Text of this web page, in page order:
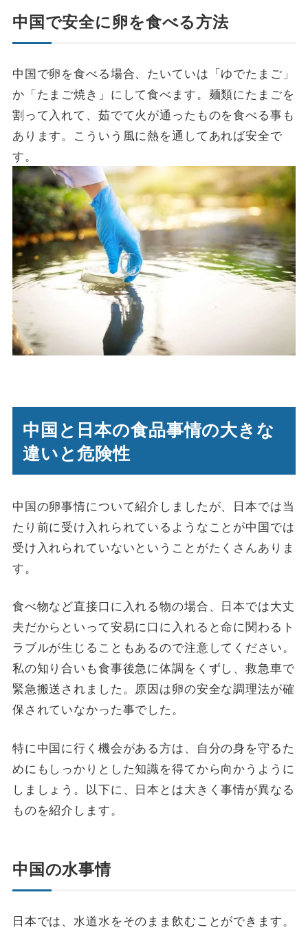
中国で安全に卵を食べる方法
中国で卵を食べる場合、たいていは「ゆでたまご」
か「たまご焼き」にして食べます。麺類にたまごを
割って入れて、茹でて火が通ったものを食べる事も
あります。こういう風に熱を通してあれば安全で
す。
中国と日本の食品事情の大きな
違いと危険性
中国の卵事情について紹介しましたが、日本では当
たり前に受け入れられているようなことが中国では
受け入れられていないということがたくさんありま
す。
食べ物など直接口に入れる物の場合、日本では大丈
夫だからといって安易に口に入れると命に関わるト
ラブルが生じることもあるので注意してください。
私の知り合いも食事後急に体調をくずし、救急車で
緊急搬送されました。原因は卵の安全な調理法が確
保されていなかった事でした。
特に中国に行く機会がある方は、自分の身を守るた
めにもしっかりとした知識を得てから向かうように
しましょう。以下に、日本とは大きく事情が異なる
ものを紹介します。
中国の水事情
日本では、水道水をそのまま飲むことができます。